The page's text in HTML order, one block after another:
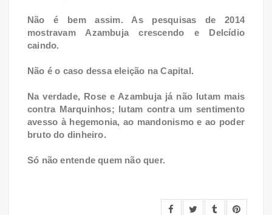
Não é bem assim. As pesquisas de 2014
mostravam Azambuja crescendo e Delcídio
caindo.
Não é o caso dessa eleição na Capital.
Na verdade, Rose e Azambuja já não lutam mais
contra Marquinhos; lutam contra um sentimento
avesso à hegemonia, ao mandonismo e ao poder
bruto do dinheiro.
Só não entende quem não quer.